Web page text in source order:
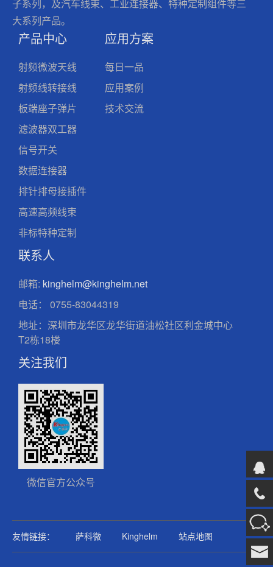
子系列，及汽车线束、工业连接器、特种定制组件等三
大系列产品。
产品中心
射频微波天线
射频线转接线
板端座子弹片
滤波器双工器
信号开关
数据连接器
排针排母接插件
高速高频线束
非标特种定制
应用方案
每日一品
应用案例
技术交流
联系人
邮箱: kinghelm@kinghelm.net
电话：
0755-83044319
地址：深圳市龙华区龙华街道油松社区利金城中心
T2栋18楼
关注我们
微信官方公众号
友情链接： 萨科微 Kinghelm 站点地图